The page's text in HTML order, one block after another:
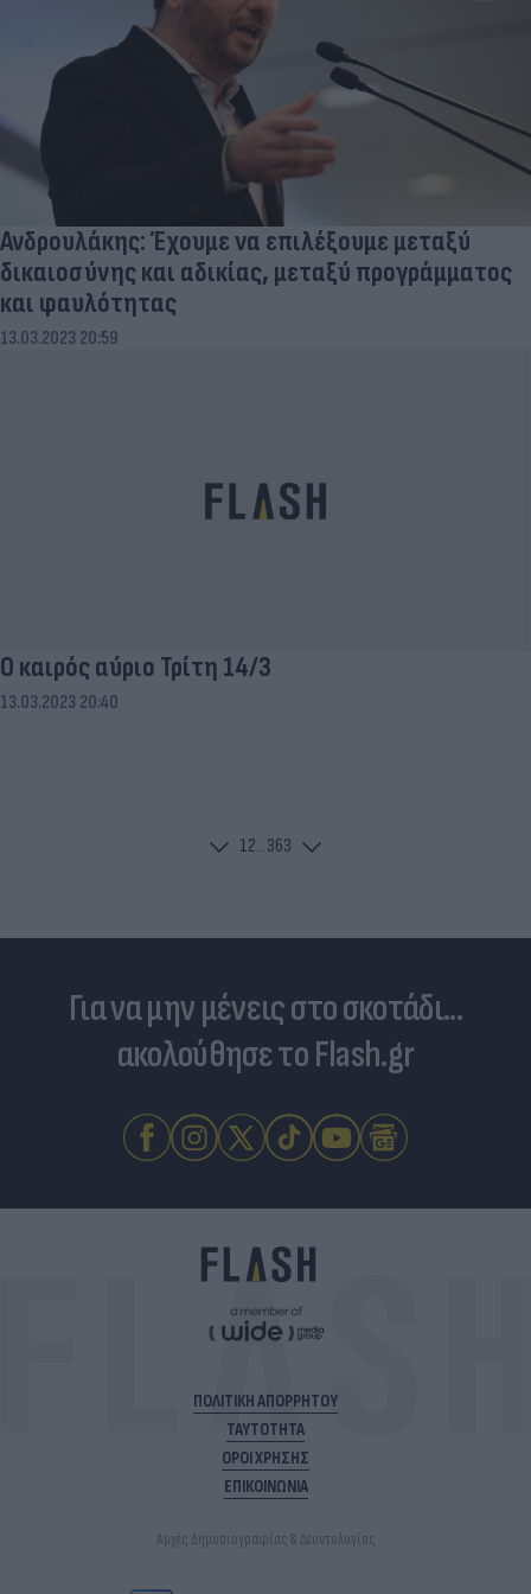
Ανδρουλάκης: Έχουμε να επιλέξουμε μεταξύ
δικαιοσύνης και αδικίας, μεταξύ προγράμματος
και φαυλότητας
13.03.2023 20:59
Ο καιρός αύριο Τρίτη 14/3
13.03.2023 20:40
12...363
Για να μην μένεις στο σκοτάδι...
ακολούθησε το Flash.gr
ΠΟΛΙΤΙΚΗ ΑΠΟΡΡΗΤΟΥ
ΤΑΥΤΟΤΗΤΑ
ΟΡΟΙ ΧΡΗΣΗΣ
ΕΠΙΚΟΙΝΩΝΙΑ
Αρχές Δημοσιογραφίας & Δεοντολογίας